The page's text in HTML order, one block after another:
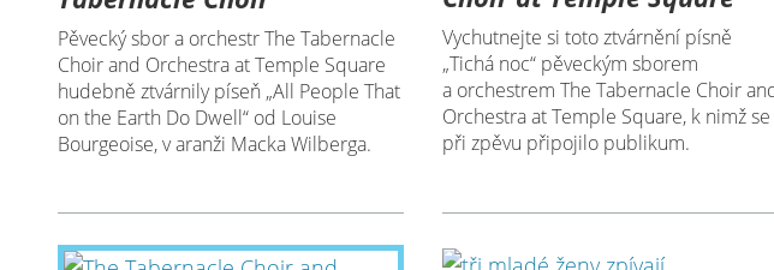
Pěvecký sbor a orchestr The Tabernacle
Choir and Orchestra at Temple Square
hudebně ztvárnily píseň „All People That
on the Earth Do Dwell“ od Louise
Bourgeoise, v aranži Macka Wilberga.
Vychutnejte si toto ztvárnění písně
„Tichá noc“ pěveckým sborem
a orchestrem The Tabernacle Choir
Orchestra at Temple Square, k nimž se
při zpěvu připojilo publikum.